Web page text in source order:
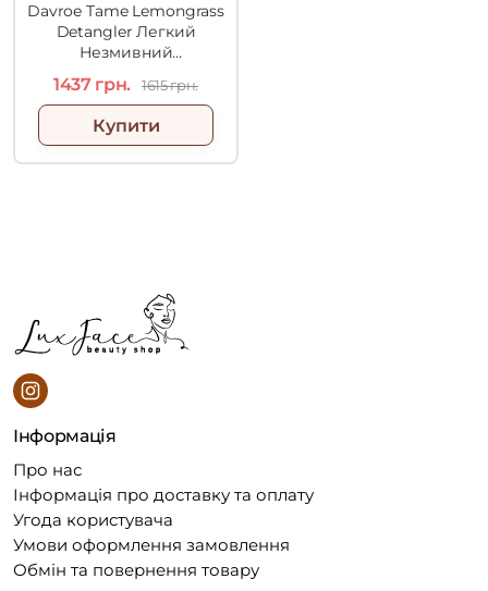
Davroe Tame Lemongrass
Detangler Легкий
Незмивний
Кондиціонер 300ml
1437 грн. 1615 грн.
Купити
Інформація
Про нас
Інформація про доставку та оплату
Угода користувача
Умови оформлення замовлення
Обмін та повернення товару